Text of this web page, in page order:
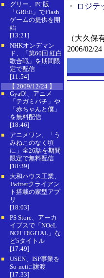
■
グリー、PC版
「GREE」でFlash
ゲームの提供を開
始
[13:21]
■
NHKオンデマン
ド、「第60回 紅白
歌合戦」を期間限
定で配信
[11:54]
【 2009/12/24 】
■
GyaO!、アニメ
「テガミバチ」や
「赤ちゃんと僕」
を無料配信
[18:46]
■
アニメワン、「う
みねこのなく頃
に」全26話を期間
限定で無料配信
[18:39]
■
大和ハウス工業、
Twitterクライアン
ト搭載の家型アプ
リ
[18:03]
■
PS Store、アーカ
イブスで「NOeL
NOT DiGITAL」な
ど5タイトル
[17:49]
■
USEN、ISP事業を
So-netに譲渡
[17:33]
・
ロジテ
（大久保
2006/02/24